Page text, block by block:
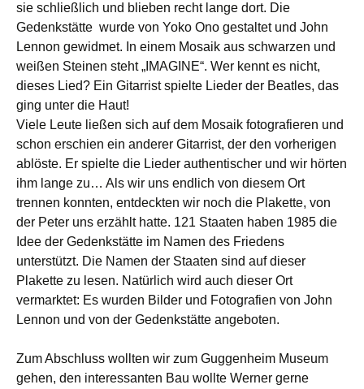
sie schließlich und blieben recht lange dort. Die
Gedenkstätte wurde von Yoko Ono gestaltet und John
Lennon gewidmet. In einem Mosaik aus schwarzen und
weißen Steinen steht „IMAGINE“. Wer kennt es nicht,
dieses Lied? Ein Gitarrist spielte Lieder der Beatles, das
ging unter die Haut!
Viele Leute ließen sich auf dem Mosaik fotografieren und
schon erschien ein anderer Gitarrist, der den vorherigen
ablöste. Er spielte die Lieder authentischer und wir hörten
ihm lange zu… Als wir uns endlich von diesem Ort
trennen konnten, entdeckten wir noch die Plakette, von
der Peter uns erzählt hatte. 121 Staaten haben 1985 die
Idee der Gedenkstätte im Namen des Friedens
unterstützt. Die Namen der Staaten sind auf dieser
Plakette zu lesen. Natürlich wird auch dieser Ort
vermarktet: Es wurden Bilder und Fotografien von John
Lennon und von der Gedenkstätte angeboten.
Zum Abschluss wollten wir zum Guggenheim Museum
gehen, den interessanten Bau wollte Werner gerne